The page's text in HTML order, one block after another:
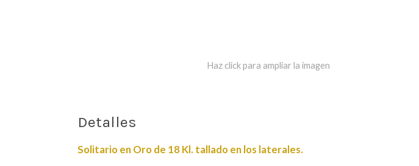
Haz click para ampliar la imagen
Detalles
Solitario en Oro de 18 Kl. tallado en los laterales.